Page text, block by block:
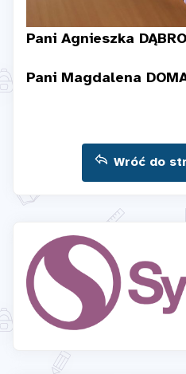
Pani Agnieszka
Pani Magdalena
Wróć do